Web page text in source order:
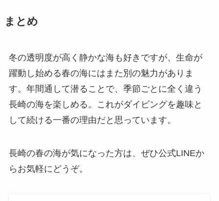
まとめ
冬の透明度が高く静かな海も好きですが、生命が
躍動し始める春の海にはまた別の魅力がありま
す。年間通して潜ることで、季節ごとに全く違う
長崎の海を楽しめる。これがダイビングを趣味と
して続ける一番の理由だと思っています。
長崎の春の海が気になった方は、ぜひ公式LINEか
らお気軽にどうぞ。